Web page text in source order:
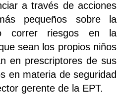
a través de acciones
pequeños sobre la
correr riesgos en la
sean los propios niños
en prescriptores de sus
en materia de seguridad
gerente de la EPT.